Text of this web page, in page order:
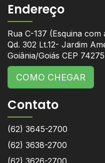
Endereço
Rua C-137 (Esquina com
Qd. 302 Lt.12- Jardim
Goiânia/Goiás CEP
COMO CHEGAR
Contato
(62) 3645-2700
(62) 3638-2700
(62) 3626-2700